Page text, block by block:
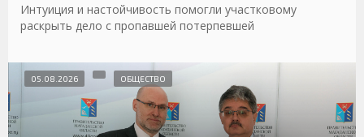
Интуиция и настойчивость помогли участковому
раскрыть дело с пропавшей потерпевшей
05.08.2026 ОБЩЕСТВО